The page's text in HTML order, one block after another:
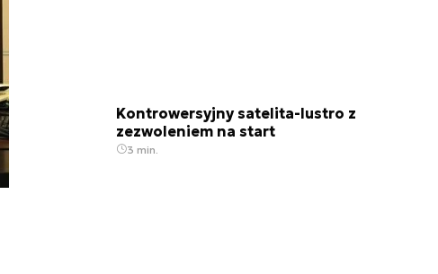
Kontrowersyjny satelita-lustro z
zezwoleniem na start
3 min.